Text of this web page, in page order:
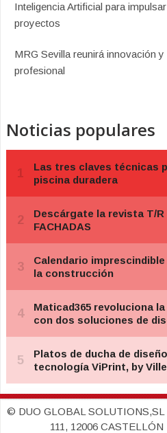
Inteligencia Artificial para
proyectos
MRG Sevilla reunirá innovación
profesional
Noticias populares
© DUO GLOBAL SOLUTIONS,SL
111, 12006 CASTELLÓN